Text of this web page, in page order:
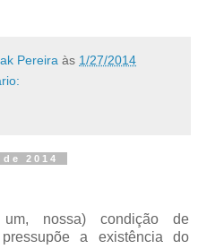
Pereira às 1/27/2014
2014
nossa) condição de
a existência do